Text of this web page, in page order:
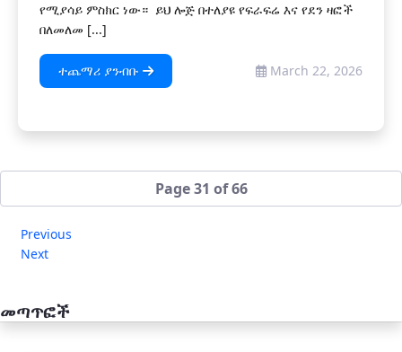
የሚያሳይ ምስክር ነው። ‎ ‎ይህ ሎጅ በተለያዩ የፍራፍሬ እና የደን ዛፎች
በለመለመ [...]
ተጨማሪ ያንብቡ March 22, 2026
Page 31 of 66
Previous
Next
መጣጥፎች